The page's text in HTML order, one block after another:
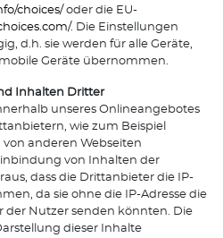
choices/ oder die EU-
. Die Einstellungen
d.h. sie werden für alle Geräte,
Geräte übernommen.
Inhalten Dritter
unseres Onlineangebotes
wie zum Beispiel
anderen Webseiten
von Inhalten der
dass die Drittanbieter die IP-
da sie ohne die IP-Adresse die
der Nutzer senden könnten. Die
dieser Inhalte